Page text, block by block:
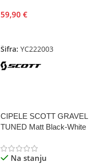
59,90 €
Šifra: YC222003
CIPELE SCOTT GRAVEL
TUNED Matt Black-White
Na stanju